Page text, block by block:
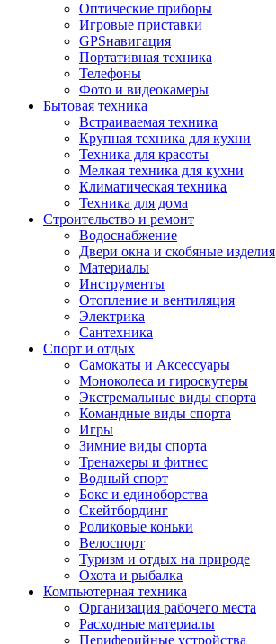
Оптические приборы
Игровые приставки
GPSнавигация
Портативная техника
Телефоны
Фото и видеокамеры
Бытовая техника
Встраиваемая техника
Крупная техника для кухни
Техника для красоты
Мелкая техника для кухни
Климатическая техника
Техника для дома
Строительство и ремонт
Водоснабжение
Двери окна и скобяные изделия
Материалы
Инструменты
Отопление и вентиляция
Электрика
Сантехника
Спорт и отдых
Самокаты и Аксессуары
Моноколеса и гироскутеры
Экстремальные виды спорта
Командные виды спорта
Игры
Зимние виды спорта
Тренажеры и фитнес
Водный спорт
Бокс и единоборства
Скейтбординг
Роликовые коньки
Велоспорт
Туризм и отдых на природе
Охота и рыбалка
Компьютерная техника
Организация рабочего места
Расходные материалы
Периферийные устройства